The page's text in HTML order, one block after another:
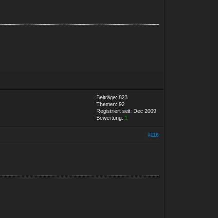
Beiträge: 823
Themen: 92
Registriert seit: Dec 2009
Bewertung: 1
#116